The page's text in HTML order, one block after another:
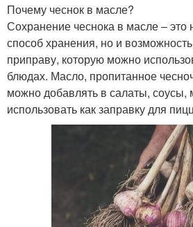
Почему чеснок в масле?
Сохранение чеснока в масле – это
способ хранения, но и
приправу, которую можно
блюдах. Масло, пропитанное
можно добавлять в салаты,
использовать как заправку для